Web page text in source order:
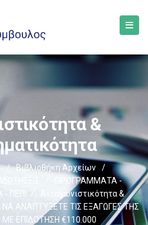
&
/ Βιβλιοθήκη Αρχείων
/
ΠΡΟΓΡΑΜΜΑΤΑ -
- ΠΕΠ
Ανταγωνιστικότητα &
ΝΑ ΑΝΑΠΤΥΞΕΤΕ ΤΙΣ ΕΞΑΓΩΓΕΣ ΤΗΣ
ΜΕ ΕΠΙΔΟΤΗΣΗ €110.000